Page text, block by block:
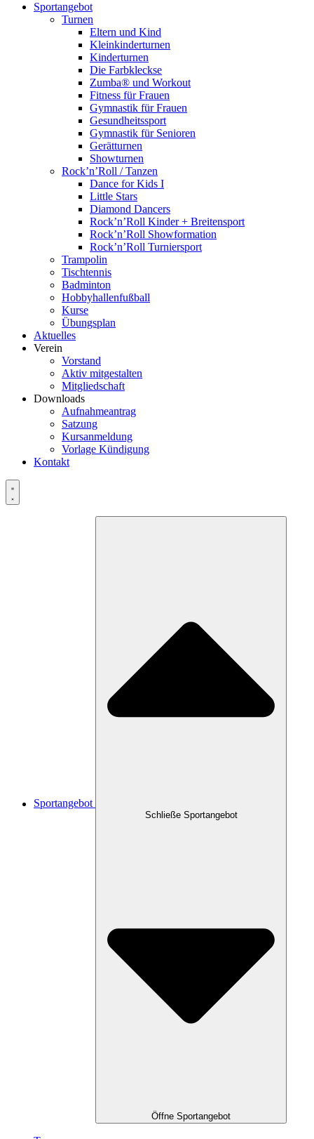
Sportangebot
Turnen
Eltern und Kind
Kleinkinderturnen
Kinderturnen
Die Farbkleckse
Zumba® und Workout
Fitness für Frauen
Gymnastik für Frauen
Gesundheitssport
Gymnastik für Senioren
Gerätturnen
Showturnen
Rock’n’Roll / Tanzen
Dance for Kids I
Little Stars
Diamond Dancers
Rock’n’Roll Kinder + Breitensport
Rock’n’Roll Showformation
Rock’n’Roll Turniersport
Trampolin
Tischtennis
Badminton
Hobbyhallenfußball
Kurse
Übungsplan
Aktuelles
Verein
Vorstand
Aktiv mitgestalten
Mitgliedschaft
Downloads
Aufnahmeantrag
Satzung
Kursanmeldung
Vorlage Kündigung
Kontakt
Sportangebot
Schließe Sportangebot
Öffne Sportangebot